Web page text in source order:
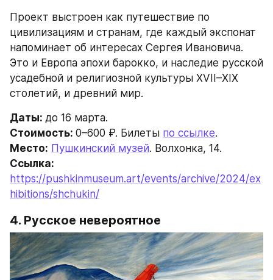
Проект выстроен как путешествие по
цивилизациям и странам, где каждый экспонат
напоминает об интересах Сергея Ивановича.
Это и Европа эпохи барокко, и наследие русской
усадебной и религиозной культуры XVII–XIX
столетий, и древний мир.
Даты: до 16 марта.
Стоимость: 0–600 ₽. Билеты по ссылке.
Место: Пушкинский музей. Волхонка, 14.
https://pushkinmuseum.art/events/archive/2024/ex
hibitions/shchukin/
4. Русское невероятное